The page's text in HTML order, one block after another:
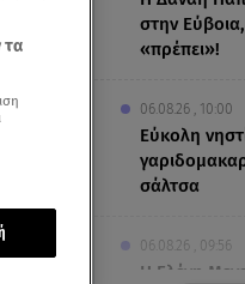
στην
«πρέπει»!
06.08.26 , 10:00
Eύκολη
σάλτσα
06.08.26 , 09:56
Η Ελένη
τα